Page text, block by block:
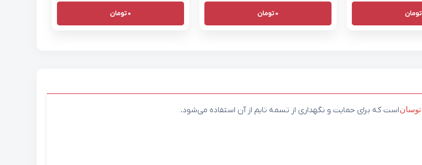
تومان 0تومان 0تومان
توساناست که برای حمایت و نگهداری از تسمه تایم از آن استفاده می‌شود.